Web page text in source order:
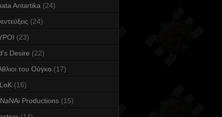
Antartika (24)
(24)
(23)
Desire (22)
του Ούγκο (17)
(16)
Productions (15)